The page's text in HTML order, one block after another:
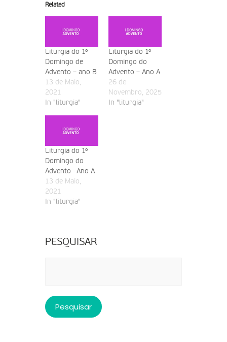
Related
Liturgia do 1º
Domingo de
Advento – ano B
13 de Maio,
2021
In "liturgia"
Liturgia do 1º
Domingo do
Advento – Ano A
26 de
Novembro, 2025
In "liturgia"
Liturgia do 1º
Domingo do
Advento –Ano A
13 de Maio,
2021
In "liturgia"
PESQUISAR